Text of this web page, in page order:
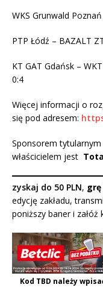
WKS Grunwald
PTP Łódź – BAZALT
KT GAT Gdańsk –
0:4
Więcej informacji o
się pod adresem:
Sponsorem
właścicielem jest
zyskaj do 50 PLN,
edycję zakładu,
poniższy baner i
Kod TBD należy